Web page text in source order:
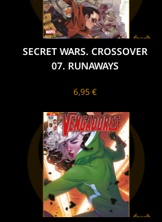
SECRET WARS. CROSSOVER
07. RUNAWAYS
6,95€